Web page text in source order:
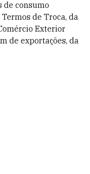
de consumo
de Troca, da
Exterior
de exportações, da